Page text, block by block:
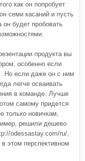
как он попробует
семи касаний и пусть
он будет пробовать
продукта вы
особенно если
Но если даже он с ним
легче осваивать
в команде. Лучше
самому придется
только новичкам,
решили дешево
odessastay.com/ru/,
этом перспективном